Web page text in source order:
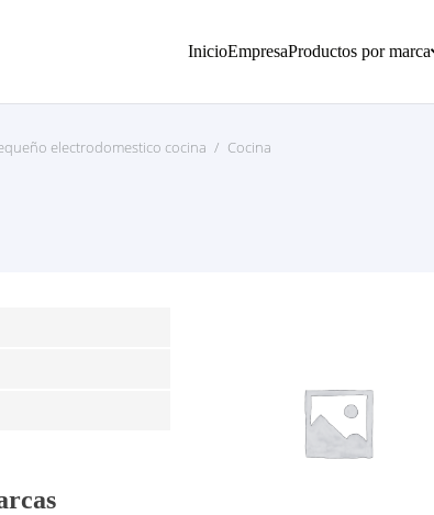
InicioEmpresaProductos por marca
electrodomestico cocina / Cocina